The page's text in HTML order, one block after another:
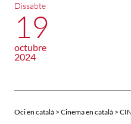
Dissabte
19
octubre
2024
Oci en català > Cinema en català >